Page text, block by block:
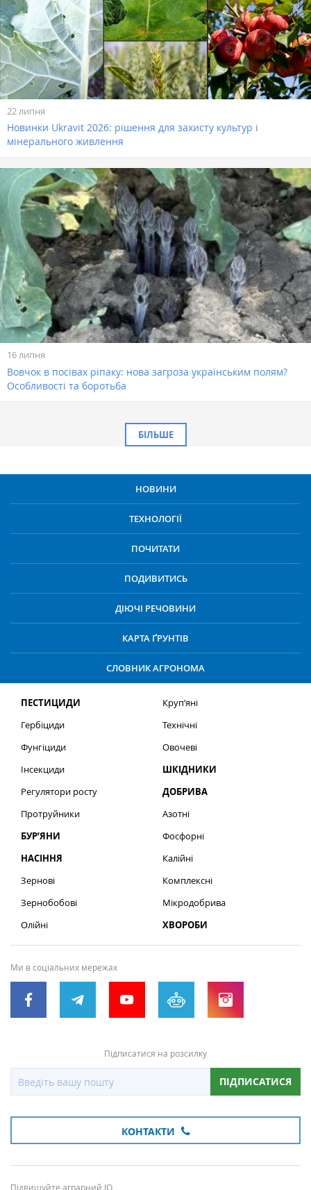
22 липня
Новинки Ukravit 2026: рішення для захисту культур і
мінерального живлення
16 липня
Вовчок в посівах ріпаку: нова загроза українським полям?
Особливості та боротьба
БІЛЬШЕ
НОВИНИ
ТЕХНОЛОГІЇ
ПОЧИТАТИ
ПОДИВИТИСЬ
ДІЮЧІ РЕЧОВИНИ
КАРТА ҐРУНТІВ
СЛОВНИК АГРОНОМА
ПЕСТИЦИДИ
Гербіциди
Фунгіциди
Інсекциди
Регулятори росту
Протруйники
БУР’ЯНИ
НАСІННЯ
Зернові
Зернобобові
Олійні
Круп’яні
Технічні
Овочеві
ШКІДНИКИ
ДОБРИВА
Азотні
Фосфорні
Калійні
Комплексні
Мікродобрива
ХВОРОБИ
Ми в соціальних мережах
Підписатися на розсилку
ПІДПИСАТИСЯ
КОНТАКТИ
Підвищуйте аграрний IQ